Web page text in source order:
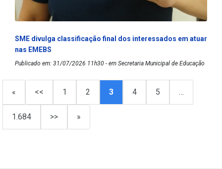
SME divulga classificação final dos interessados em atuar
nas EMEBS
Publicado em: 31/07/2026 11h30 - em Secretaria Municipal de Educação
« << 1 2 3 4 5 …
1.684 >> »